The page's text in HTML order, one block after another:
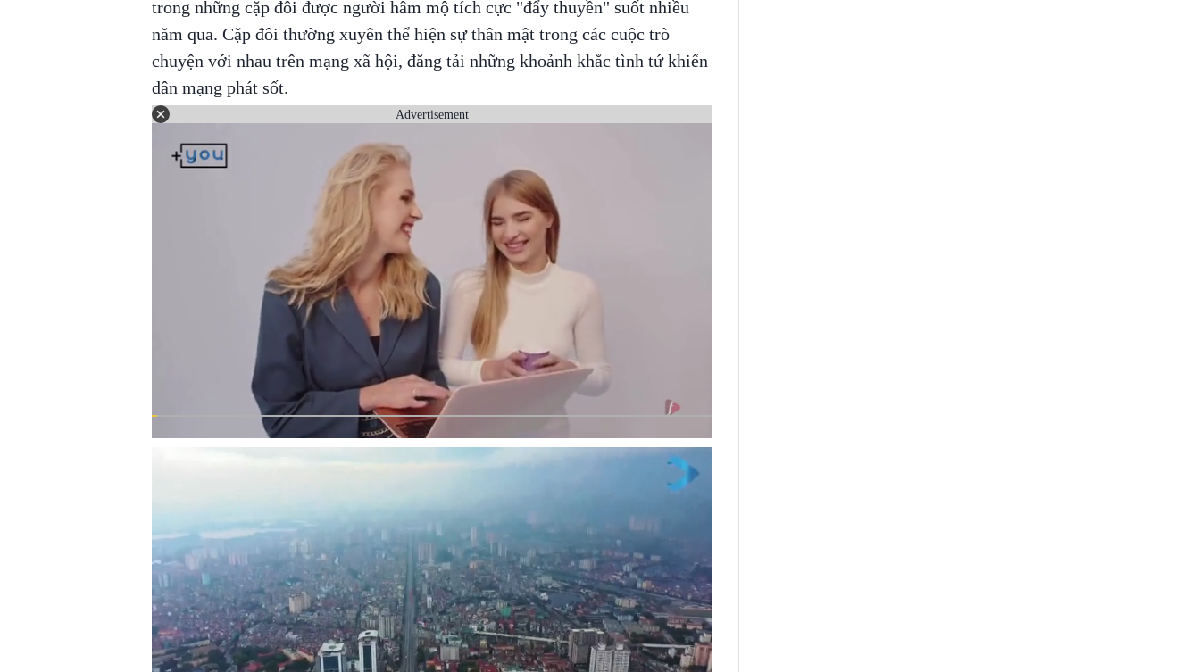
trong những cặp đôi được người hâm mộ tích cực "đẩy thuyền" suốt nhiều
năm qua. Cặp đôi thường xuyên thể hiện sự thân mật trong các cuộc trò
chuyện với nhau trên mạng xã hội, đăng tải những khoảnh khắc tình tứ khiến
dân mạng phát sốt.
Advertisement